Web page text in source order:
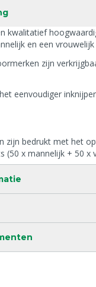
kwalitatief
en een
zijn
eenvoudiger
zijn bedrukt met het
(50 x mannelijk + 50 x